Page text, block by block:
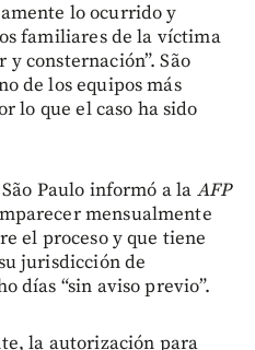
lo ocurrido y
familiares de la víctima
consternación”. São
de los equipos más
lo que el caso ha sido
Paulo informó a la AFP
mensualmente
el proceso y que tiene
jurisdicción de
días “sin aviso previo”.
la autorización para